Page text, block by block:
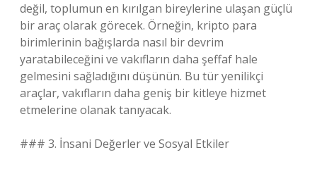
değil, toplumun en kırılgan bireylerine ulaşan güçlü
bir araç olarak görecek. Örneğin, kripto para
birimlerinin bağışlarda nasıl bir devrim
yaratabileceğini ve vakıfların daha şeffaf hale
gelmesini sağladığını düşünün. Bu tür yenilikçi
araçlar, vakıfların daha geniş bir kitleye hizmet
etmelerine olanak tanıyacak.
### 3. İnsani Değerler ve Sosyal Etkiler